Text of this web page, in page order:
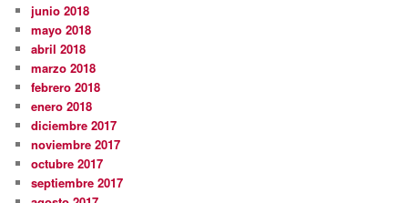
junio 2018
mayo 2018
abril 2018
marzo 2018
febrero 2018
enero 2018
diciembre 2017
noviembre 2017
octubre 2017
septiembre 2017